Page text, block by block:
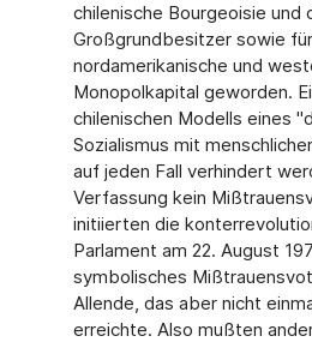
chilenische Bourgeoisie und
Großgrundbesitzer sowie
nordamerikanische und
Monopolkapital geworden.
chilenischen Modells eines
Sozialismus mit
auf jeden Fall verhindert
Verfassung kein
initiierten die
Parlament am 22. August
symbolisches
Allende, das aber nicht
erreichte. Also mußten